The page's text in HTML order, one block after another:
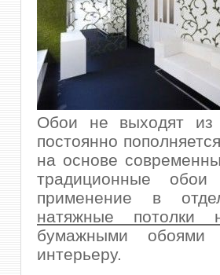
Обои не выходят из
постоянно
на основе
традиционные
применение в
натяжные потолки
бумажными
интерьеру.